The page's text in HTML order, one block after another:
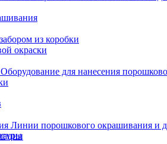
из коробки
окраски
Оборудование для нанесения
Линии порошкового окрашивания и